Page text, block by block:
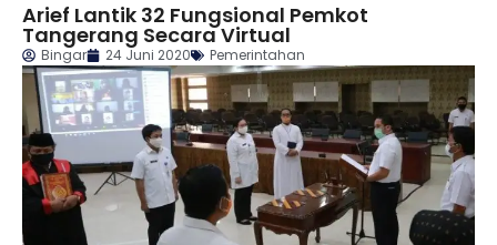
Arief Lantik 32 Fungsional Pemkot
Tangerang Secara Virtual
Bingar 24 Juni 2020 Pemerintahan